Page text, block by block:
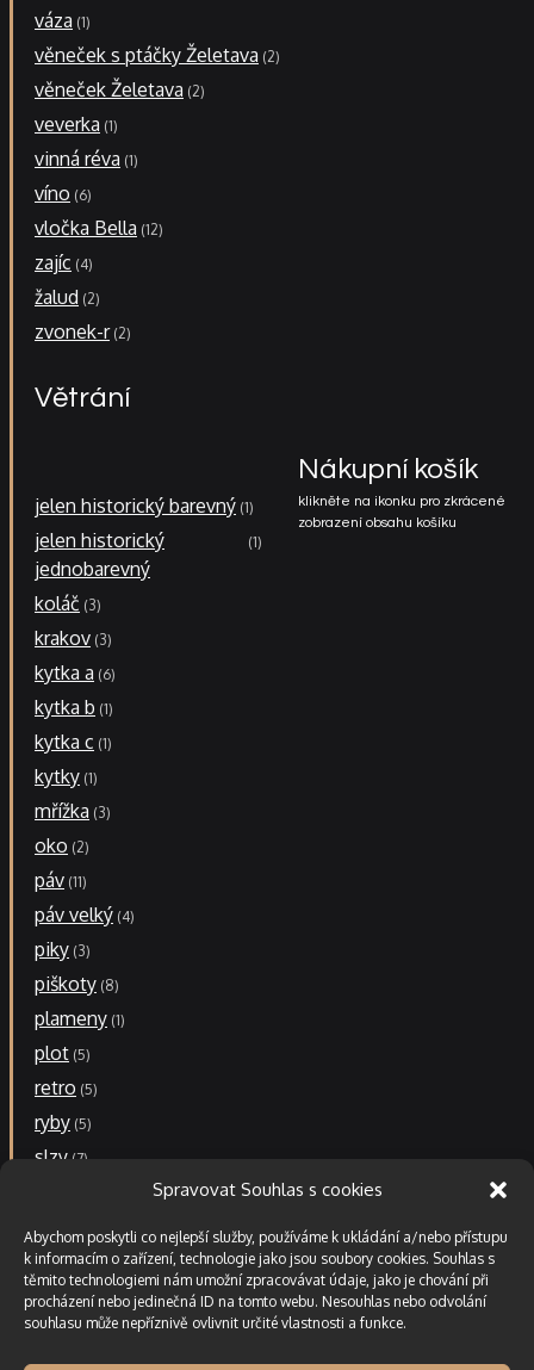
Spravovat Souhlas s cookies
Abychom poskytli co nejlepší služby, používáme k ukládání a/nebo přístupu
k informacím o zařízení, technologie jako jsou soubory cookies. Souhlas s
těmito technologiemi nám umožní zpracovávat údaje, jako je chování při
procházení nebo jedinečná ID na tomto webu. Nesouhlas nebo odvolání
souhlasu může nepříznivě ovlivnit určité vlastnosti a funkce.
váza 1
věneček s ptáčky Želetava 2
věneček Želetava 2
veverka 1
vinná réva 1
víno 6
vločka Bella 12
zajíc 4
žalud 2
zvonek-r 2
Větrání
jelen historický barevný 1
jelen historický
jednobarevný
1
koláč 3
krakov 3
kytka a 6
kytka b 1
kytka c 1
kytky 1
mřížka 3
oko 2
páv 11
páv velký 4
piky 3
piškoty 8
plameny 1
plot 5
retro 5
ryby 5
slzy 7
stopa malá
stopa velká 6
větrník 2
Nákupní košík
klikněte na ikonku pro zkrácené
zobrazení obsahu košíku